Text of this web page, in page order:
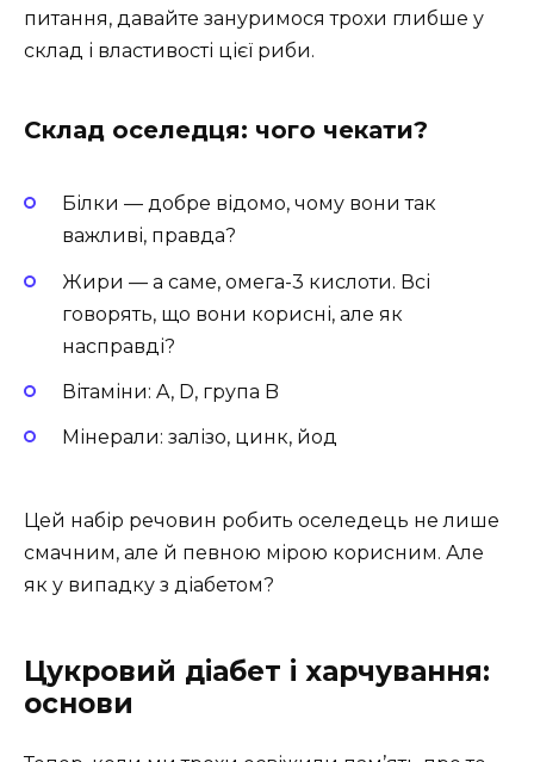
питання, давайте зануримося трохи глибше у
склад і властивості цієї риби.
Склад оселедця: чого чекати?
Білки — добре відомо, чому вони так
важливі, правда?
Жири — а саме, омега-3 кислоти. Всі
говорять, що вони корисні, але як
насправді?
Вітаміни: A, D, група B
Мінерали: залізо, цинк, йод
Цей набір речовин робить оселедець не лише
смачним, але й певною мірою корисним. Але
як у випадку з діабетом?
Цукровий діабет і харчування:
основи